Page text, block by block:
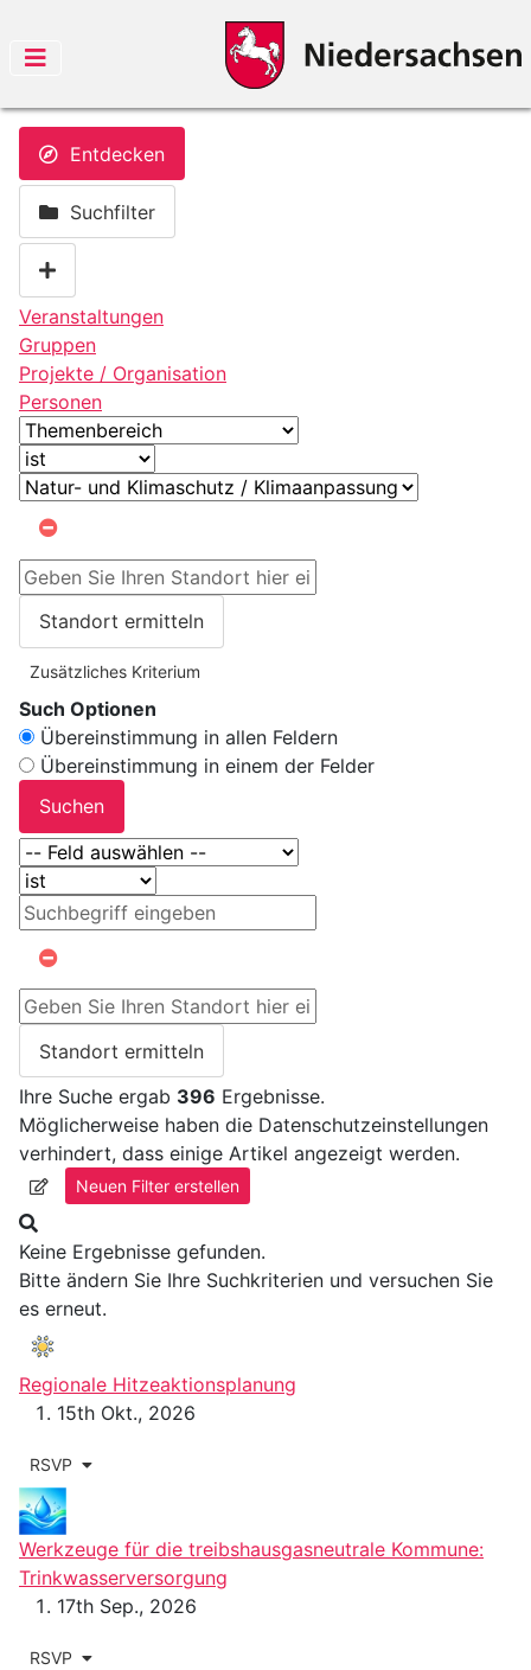
Entdecken
Suchfilter
Veranstaltungen
Gruppen
Projekte / Organisation
Personen
Standort ermitteln
Zusätzliches Kriterium
Such Optionen
Übereinstimmung in allen Feldern
Übereinstimmung in einem der Felder
Suchen
Standort ermitteln
Ihre Suche ergab 396 Ergebnisse.
Möglicherweise haben die Datenschutzeinstellungen
verhindert, dass einige Artikel angezeigt werden.
Neuen Filter erstellen
Keine Ergebnisse gefunden.
Bitte ändern Sie Ihre Suchkriterien und versuchen Sie
es erneut.
Regionale Hitzeaktionsplanung
15th Okt., 2026
RSVP
Werkzeuge für die treibshausgasneutrale Kommune:
Trinkwasserversorgung
17th Sep., 2026
RSVP